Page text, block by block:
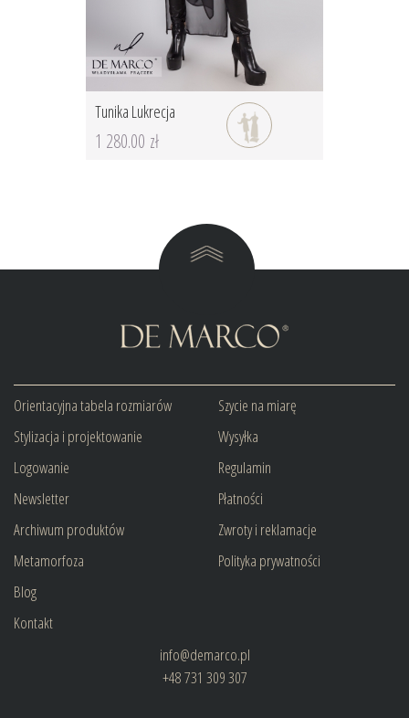
Tunika Lukrecja
1 280.00 zł
Orientacyjna tabela rozmiarów
Stylizacja i projektowanie
Logowanie
Newsletter
Archiwum produktów
Metamorfoza
Blog
Kontakt
Szycie na miarę
Wysyłka
Regulamin
Płatności
Zwroty i reklamacje
Polityka prywatności
info@demarco.pl
+48 731 309 307